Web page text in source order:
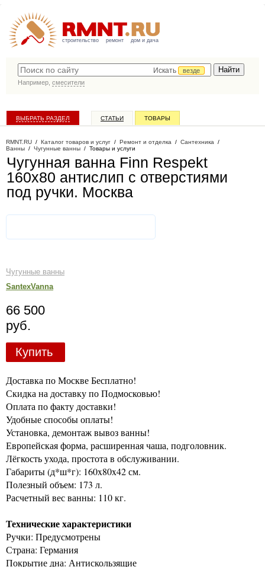
строительство ремонт дом и дача
Искать
везде
Например, смесители
ВЫБРАТЬ РАЗДЕЛ СТАТЬИ ТОВАРЫ
RMNT.RU / Каталог товаров и услуг / Ремонт и отделка / Сантехника /
Ванны / Чугунные ванны / Товары и услуги
Чугунная ванна Finn Respekt
160x80 антислип с отверстиями
под ручки. Москва
Чугунные ванны
SantexVanna
66 500
руб.
Купить
Доставка по Москве Бесплатно!
Скидка на доставку по Подмосковью!
Оплата по факту доставки!
Удобные способы оплаты!
Установка, демонтаж вывоз ванны!
Европейская форма, расширенная чаша, подголовник.
Лёгкость ухода, простота в обслуживании.
Габариты (д*ш*г): 160x80x42 см.
Полезный объем: 173 л.
Расчетный вес ванны: 110 кг.
Технические характеристики
Ручки: Предусмотрены
Страна: Германия
Покрытие дна: Антискользящие